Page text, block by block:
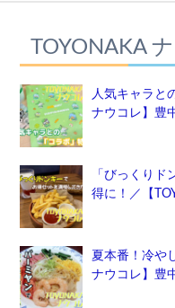
TOYONAKA
人気キャラと
ナウコレ】豊
「びっくり
得に！／【
夏本番！冷や
ナウコレ】豊